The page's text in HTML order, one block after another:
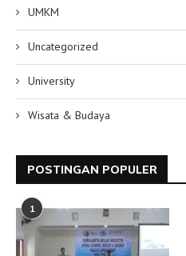
UMKM
Uncategorized
University
Wisata & Budaya
POSTINGAN POPULER
1